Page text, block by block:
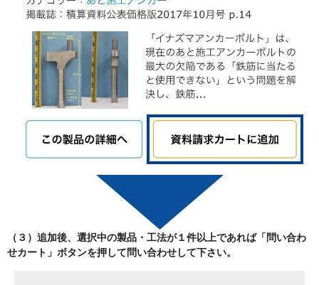
（３）追加後、選択中の製品・工法が１件以上であれば「 問い合わ
せカート 」ボタンを押して問い合わせして下さい。